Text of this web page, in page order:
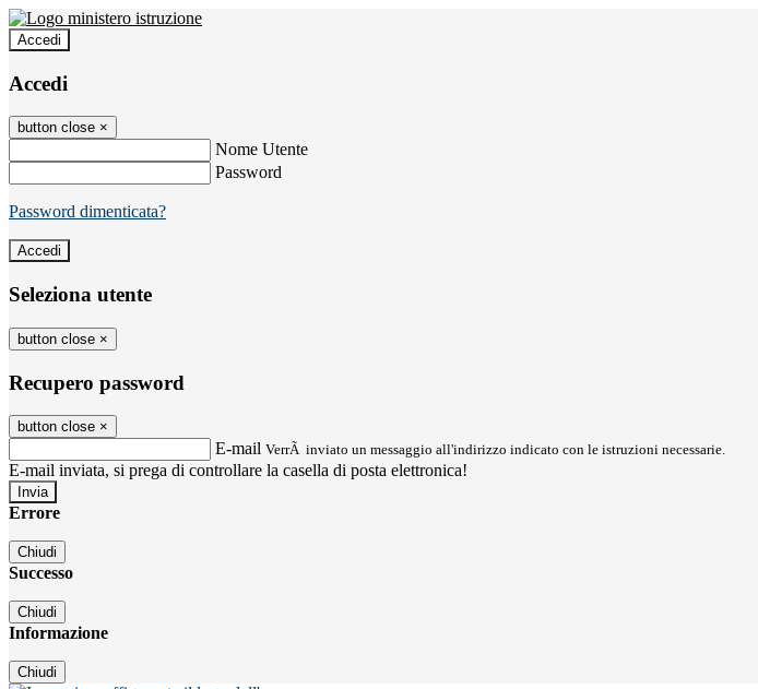
Accedi
Accedi
button close ×
Nome Utente
Password
Password dimenticata?
Seleziona utente
button close ×
Recupero password
button close ×
E-mail VerrÃ inviato un messaggio all'indirizzo indicato con le istruzioni necessarie.
E-mail inviata, si prega di controllare la casella di posta elettronica!
Errore
Chiudi
Successo
Chiudi
Informazione
Chiudi